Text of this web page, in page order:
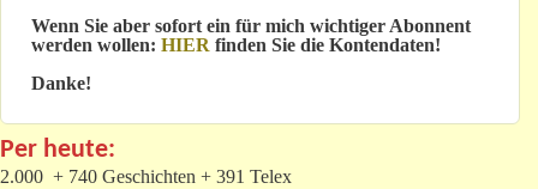
Wenn Sie aber sofort ein für mich wichtiger Abonnent
werden wollen: HIER finden Sie die Kontendaten!
Danke!
Per heute:
2.000 + 740 Geschichten + 391 Telex